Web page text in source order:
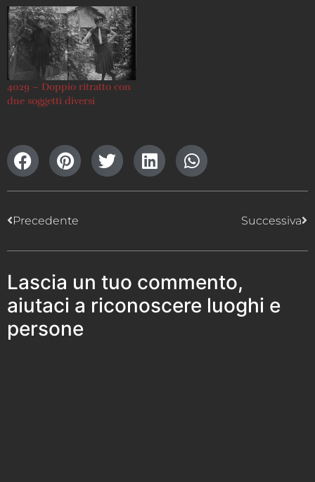
4029 – Doppio ritratto con
due soggetti diversi
Precedente Successiva
Lascia un tuo commento,
aiutaci a riconoscere luoghi e
persone